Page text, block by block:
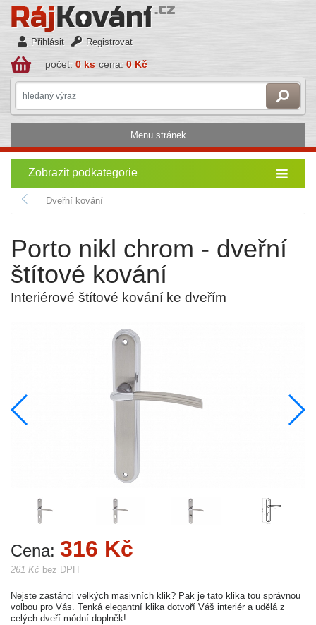
Přihlásit Registrovat
počet: 0 ks cena: 0 Kč
Menu stránek
Zobrazit podkategorie
Dveřní kování
Porto nikl chrom - dveřní
štítové kování
Interiérové štítové kování ke dveřím
Cena: 316 Kč
261 Kč bez DPH
Nejste zastánci velkých masivních klik? Pak je tato klika tou správnou
volbou pro Vás. Tenká elegantní klika dotvoří Váš interiér a udělá z
celých dveří módní doplněk!